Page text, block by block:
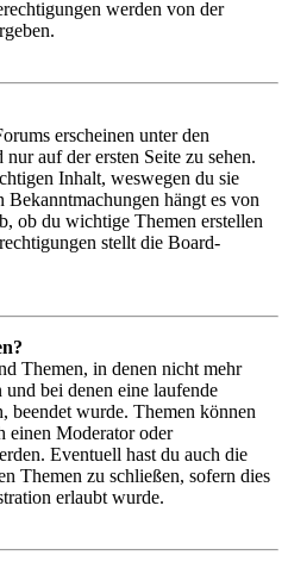
werden von der
erscheinen unter den
auf der ersten Seite zu sehen.
Inhalt, weswegen du sie
Bekanntmachungen hängt es von
ob du wichtige Themen erstellen
stellt die Board-
Themen, in denen nicht mehr
bei denen eine laufende
beendet wurde. Themen können
einen Moderator oder
Eventuell hast du auch die
Themen zu schließen, sofern dies
erlaubt wurde.